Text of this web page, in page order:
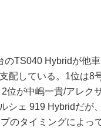
TS040 Hybridが他
配している。1位は8
位が中嶋一貴/アレク
シェ 919 Hybridだが
のタイミングによっ